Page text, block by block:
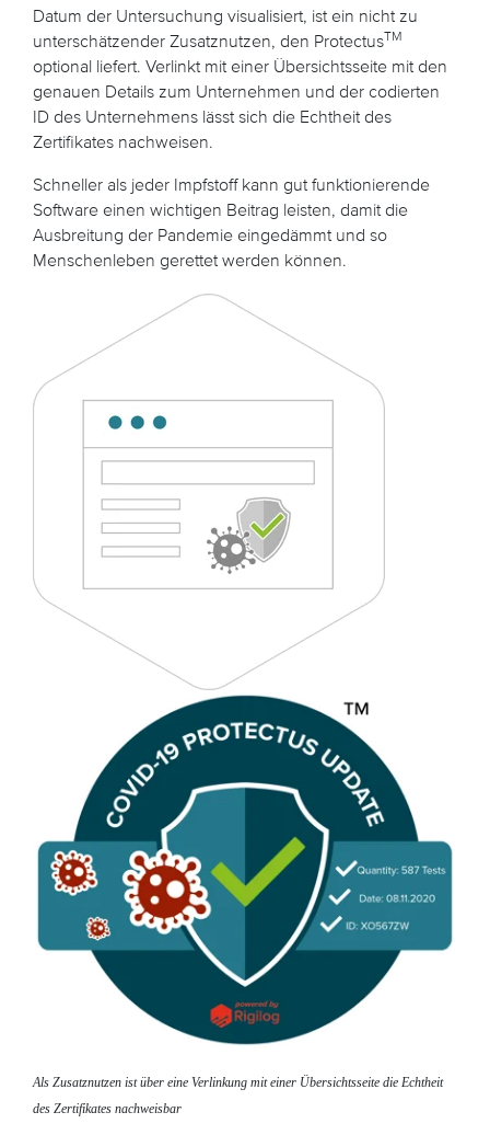
Datum der Untersuchung visualisiert, ist ein nicht zu
unterschätzender Zusatznutzen, den ProtectusTM
optional liefert. Verlinkt mit einer Übersichtsseite mit den
genauen Details zum Unternehmen und der codierten
ID des Unternehmens lässt sich die Echtheit des
Zertifikates nachweisen.
Schneller als jeder Impfstoff kann gut funktionierende
Software einen wichtigen Beitrag leisten, damit die
Ausbreitung der Pandemie eingedämmt und so
Menschenleben gerettet werden können.
Als Zusatznutzen ist über eine Verlinkung mit einer Übersichtsseite die Echtheit
des Zertifikates nachweisbar